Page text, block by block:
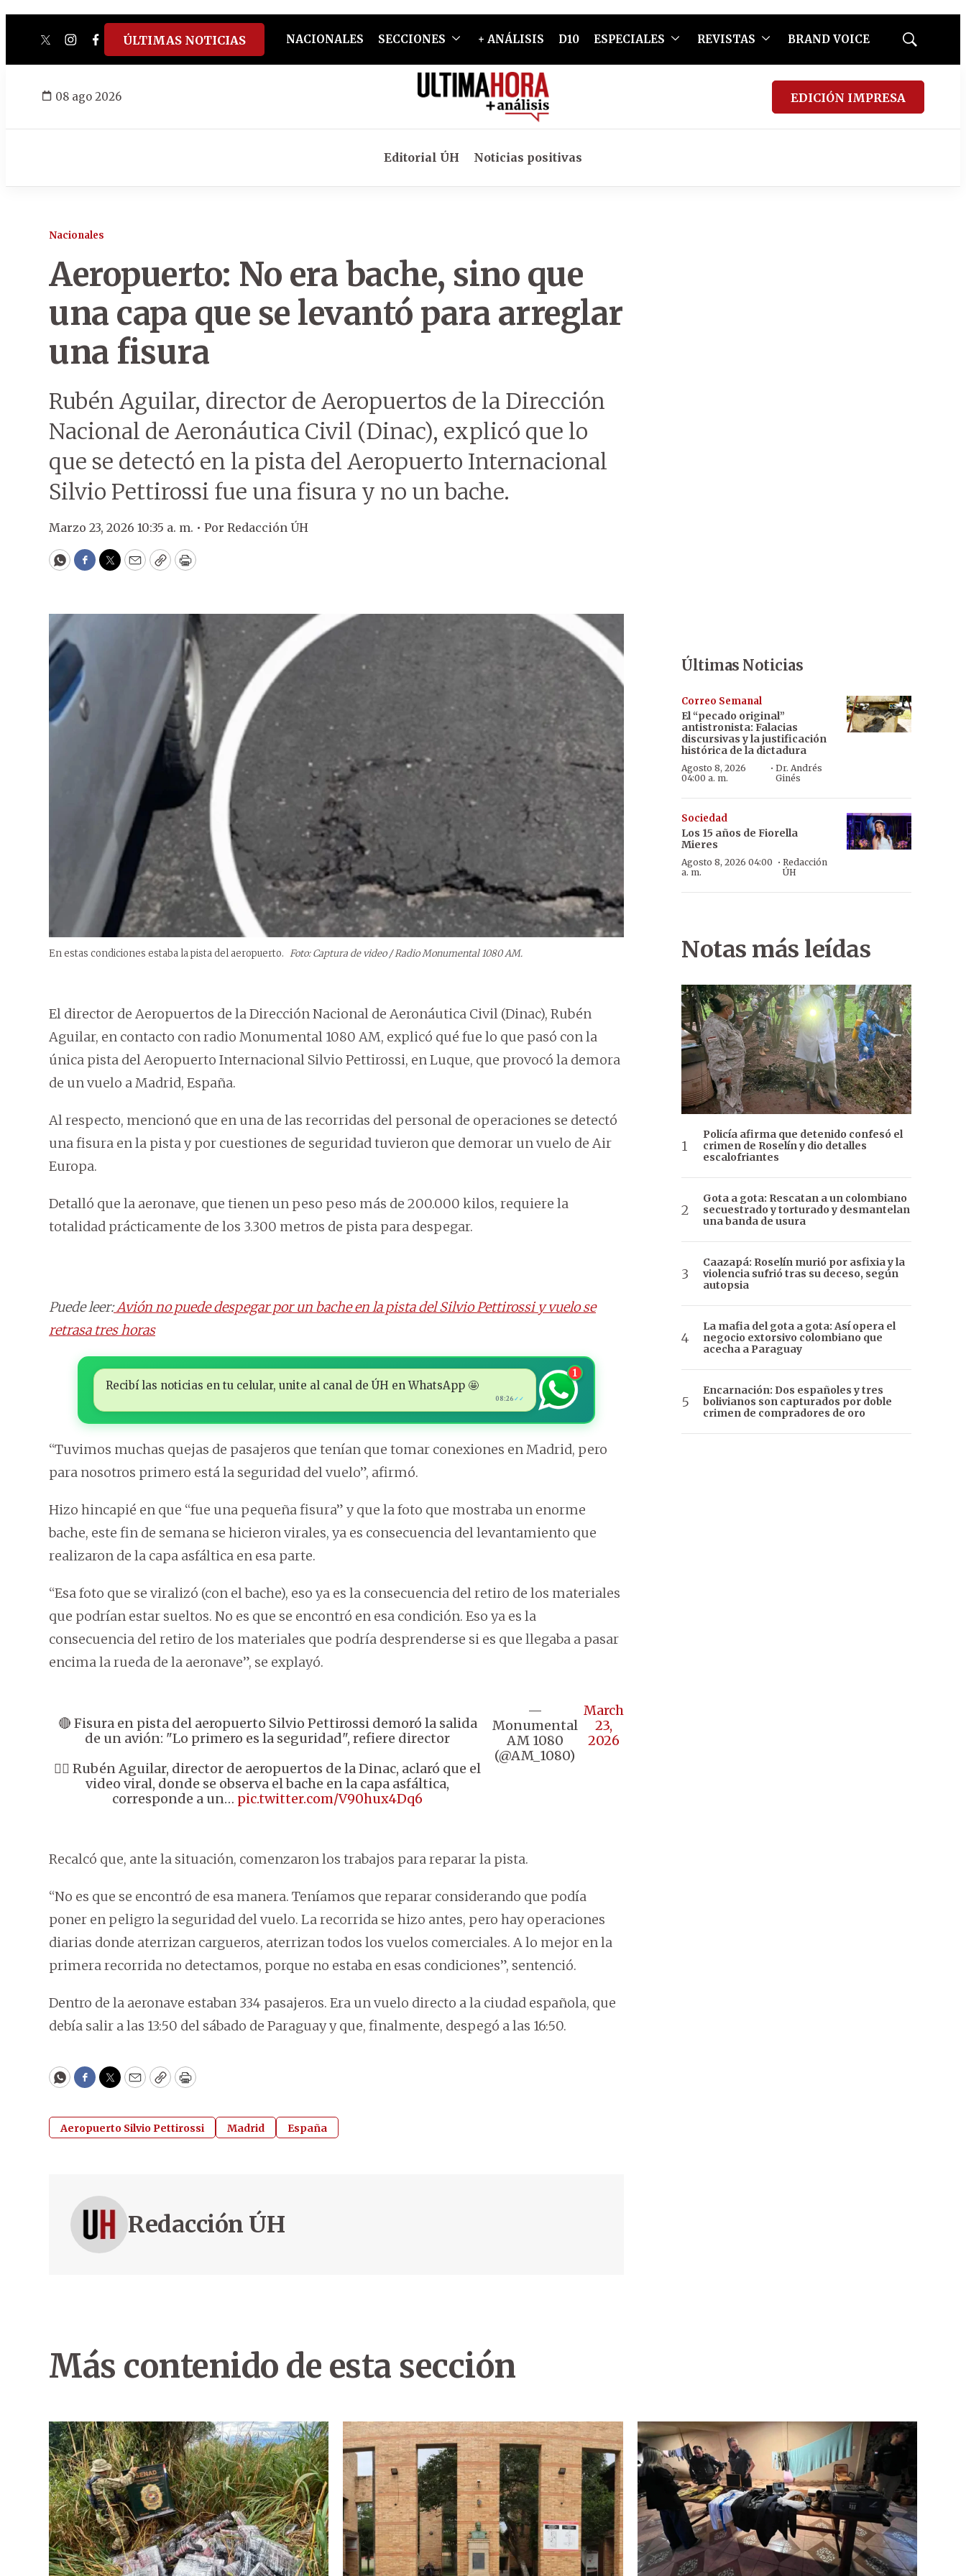
twitterinstagram
facebook
tiktokyoutube
spotify
ÚLTIMAS NOTICIAS NACIONALES SECCIONES + ANÁLISIS D10 ESPECIALES REVISTAS BRAND VOICE
Mostrar
08 ago 2026 EDICIÓN IMPRESA
Editorial ÚH Noticias positivas
Nacionales
Aeropuerto: No era bache, sino que
una capa que se levantó para arreglar
una fisura
Rubén Aguilar, director de Aeropuertos de la Dirección
Nacional de Aeronáutica Civil (Dinac), explicó que lo
que se detectó en la pista del Aeropuerto Internacional
Silvio Pettirossi fue una fisura y no un bache.
Marzo 23, 2026 10:35 a. m. • Por Redacción ÚH
WhatsApp
Facebook
Twitter
EmailCopyPrint
En estas condiciones estaba la pista del aeropuerto. Foto: Captura de video / Radio Monumental 1080 AM.
El director de Aeropuertos de la Dirección Nacional de Aeronáutica Civil (Dinac), Rubén
Aguilar, en contacto con radio Monumental 1080 AM, explicó qué fue lo que pasó con la
única pista del Aeropuerto Internacional Silvio Pettirossi, en Luque, que provocó la demora
de un vuelo a Madrid, España.
Al respecto, mencionó que en una de las recorridas del personal de operaciones se detectó
una fisura en la pista y por cuestiones de seguridad tuvieron que demorar un vuelo de Air
Europa.
Detalló que la aeronave, que tienen un peso peso más de 200.000 kilos, requiere la
totalidad prácticamente de los 3.300 metros de pista para despegar.
Puede leer:Avión no puede despegar por un bache en la pista del Silvio Pettirossi y vuelo se
retrasa tres horas
Recibí las noticias en tu celular, unite al canal de ÚH en WhatsApp 🤩
08:26 ✓✓
1
“Tuvimos muchas quejas de pasajeros que tenían que tomar conexiones en Madrid, pero
para nosotros primero está la seguridad del vuelo”, afirmó.
Hizo hincapié en que “fue una pequeña fisura” y que la foto que mostraba un enorme
bache, este fin de semana se hicieron virales, ya es consecuencia del levantamiento que
realizaron de la capa asfáltica en esa parte.
“Esa foto que se viralizó (con el bache), eso ya es la consecuencia del retiro de los materiales
que podrían estar sueltos. No es que se encontró en esa condición. Eso ya es la
consecuencia del retiro de los materiales que podría desprenderse si es que llegaba a pasar
encima la rueda de la aeronave”, se explayó.
🔴 Fisura en pista del aeropuerto Silvio Pettirossi demoró la salida
de un avión: "Lo primero es la seguridad", refiere director
👉🏼 Rubén Aguilar, director de aeropuertos de la Dinac, aclaró que el
video viral, donde se observa el bache en la capa asfáltica,
corresponde a un… pic.twitter.com/V90hux4Dq6
—
Monumental
AM 1080
(@AM_1080)
March
23,
2026
Recalcó que, ante la situación, comenzaron los trabajos para reparar la pista.
“No es que se encontró de esa manera. Teníamos que reparar considerando que podía
poner en peligro la seguridad del vuelo. La recorrida se hizo antes, pero hay operaciones
diarias donde aterrizan cargueros, aterrizan todos los vuelos comerciales. A lo mejor en la
primera recorrida no detectamos, porque no estaba en esas condiciones”, sentenció.
Dentro de la aeronave estaban 334 pasajeros. Era un vuelo directo a la ciudad española, que
debía salir a las 13:50 del sábado de Paraguay y que, finalmente, despegó a las 16:50.
WhatsApp
Facebook
Twitter
EmailCopyPrint
Aeropuerto Silvio Pettirossi Madrid España
Redacción ÚH
Últimas Noticias
Correo Semanal
El “pecado original”
antistronista: Falacias
discursivas y la justificación
histórica de la dictadura
Agosto 8, 2026
04:00 a. m.
·Dr. Andrés
Ginés
Sociedad
Los 15 años de Fiorella
Mieres
Agosto 8, 2026 04:00
a. m.
· Redacción
ÚH
Notas más leídas
Policía afirma que detenido confesó el
crimen de Roselín y dio detalles
escalofriantes
Gota a gota: Rescatan a un colombiano
secuestrado y torturado y desmantelan
una banda de usura
Caazapá: Roselín murió por asfixia y la
violencia sufrió tras su deceso, según
autopsia
La mafia del gota a gota: Así opera el
negocio extorsivo colombiano que
acecha a Paraguay
Encarnación: Dos españoles y tres
bolivianos son capturados por doble
crimen de compradores de oro
Más contenido de esta sección